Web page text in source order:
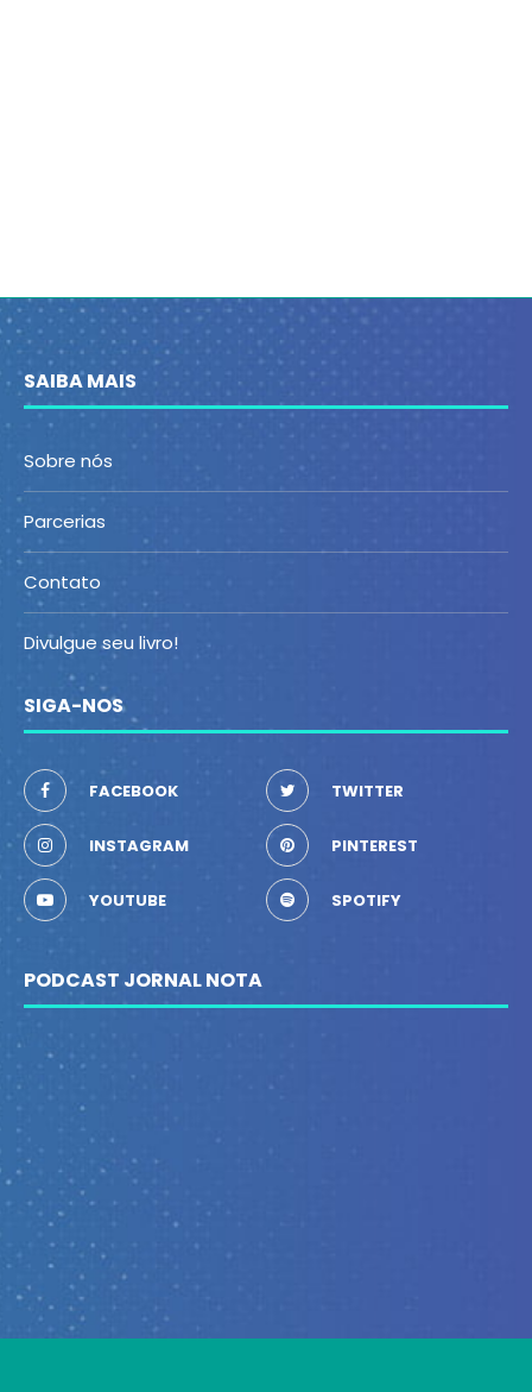
SAIBA MAIS
Sobre nós
Parcerias
Contato
Divulgue seu livro!
SIGA-NOS
FACEBOOK TWITTER
INSTAGRAM PINTEREST
YOUTUBE SPOTIFY
PODCAST JORNAL NOTA